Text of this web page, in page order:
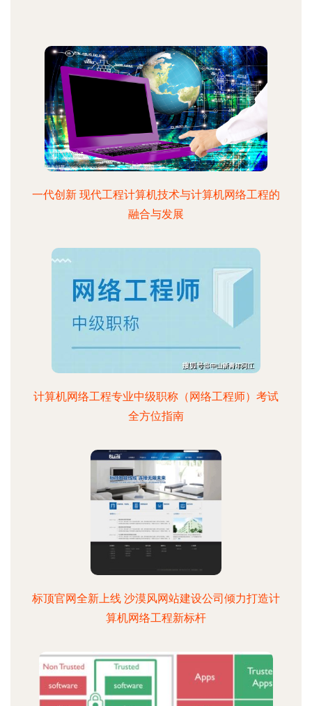
一代创新 现代工程计算机技术与计算机网络工程的
融合与发展
计算机网络工程专业中级职称（网络工程师）考试
全方位指南
标顶官网全新上线 沙漠风网站建设公司倾力打造计
算机网络工程新标杆